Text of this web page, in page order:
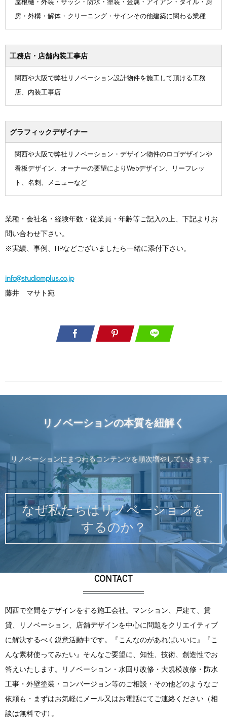
房・外構・解体・クリーニング・サインその他建築に関わる業種
工務店・店舗内装工事店
関西や大阪で弊社リノベーション設計物件を施工して頂ける工務
店、内装工事店
グラフィックデザイナー
関西や大阪で弊社リノベーション・デザイン物件のロゴデザインや
看板デザイン、オーナーの要望によりWebデザイン、リーフレッ
ト、名刺、メニューなど
業種・会社名・経験年数・従業員・年齢等ご記入の上、下記よりお
問い合わせ下さい。
※実績、事例、HPなどございましたら一緒に添付下さい。
info@studiomplus.co.jp
藤井 マサト宛
リノベーションの本質を紐解く
リノベーションにまつわるコンテンツを順次増やしていきます。
なぜ私たちはリノベーションを
するのか？
CONTACT
関西で空間をデザインをする施工会社。マンション、戸建て、賃
貸、リノベーション、店舗デザインを中心に問題をクリエイティブ
に解決するべく鋭意活動中です。『こんなのがあればいいに』『こ
んな素材使ってみたい』そんなご要望に、知性、技術、創造性でお
答えいたします。リノベーション・水回り改修・大規模改修・防水
工事・外壁塗装・コンバージョン等のご相談・その他どのようなご
依頼も・まずはお気軽にメール又はお電話にてご連絡ください（相
談は無料です) 。